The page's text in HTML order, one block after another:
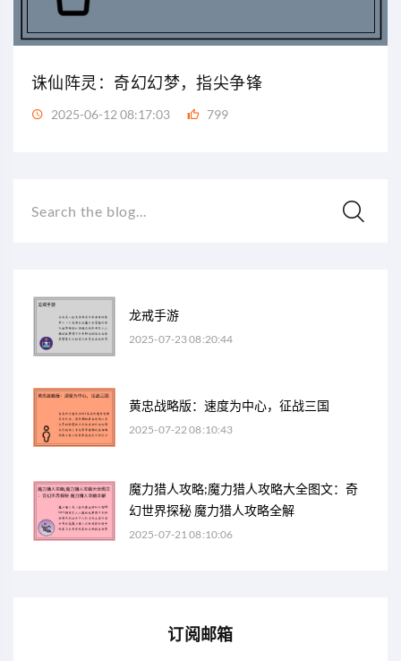
诛仙阵灵：奇幻幻梦，指尖争锋
2025-06-12 08:17:03 799
Search the blog...
龙戒手游
2025-07-23 08:20:44
黄忠战略版：速度为中心，征战三国
2025-07-22 08:10:43
魔力猎人攻略;魔力猎人攻略大全图文：奇
幻世界探秘 魔力猎人攻略全解
2025-07-21 08:10:06
订阅邮箱